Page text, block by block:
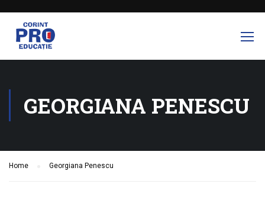
GEORGIANA PENESCU
Home Georgiana Penescu